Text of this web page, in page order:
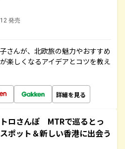
発売
さんが、北欧旅の魅力やおすすめ
楽しくなるアイデアとコツを教え
詳細を見る
ロさんぽ MTRで巡るとっ
ポット＆新しい香港に出会う